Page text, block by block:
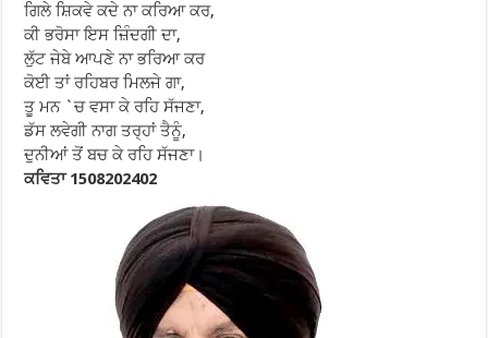
ਗਿਲੇ ਸ਼ਿਕਵੇ ਕਦੇ ਨਾ ਕਰਿਆ ਕਰ,
ਕੀ ਭਰੋਸਾ ਇਸ ਜ਼ਿੰਦਗੀ ਦਾ,
ਲੁੱਟ ਜੇਬੇ ਆਪਣੇ ਨਾ ਭਰਿਆ ਕਰ
ਕੋਈ ਤਾਂ ਰਹਿਬਰ ਮਿਲਜੇ ਗਾ,
ਤੂ ਮਨ `ਚ ਵਸਾ ਕੇ ਰਹਿ ਸੱਜਣਾ,
ਡੱਸ ਲਵੇਗੀ ਨਾਗ ਤਰ੍ਹਾਂ ਤੈਨੂੰ,
ਦੁਨੀਆਂ ਤੋਂ ਬਚ ਕੇ ਰਹਿ ਸੱਜਣਾ।
ਕਵਿਤਾ 1508202402